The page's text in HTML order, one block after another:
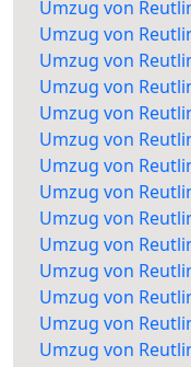
Umzug von
Umzug von
Umzug von
Umzug von
Umzug von
Umzug von
Umzug von
Umzug von
Umzug von
Umzug von
Umzug von
Umzug von
Umzug von
Umzug von